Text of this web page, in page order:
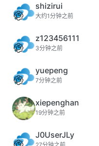
shizirui
大约1分钟之前
z123456111
3分钟之前
yuepeng
7分钟之前
xiepenghan
19分钟之前
J0UserJLy